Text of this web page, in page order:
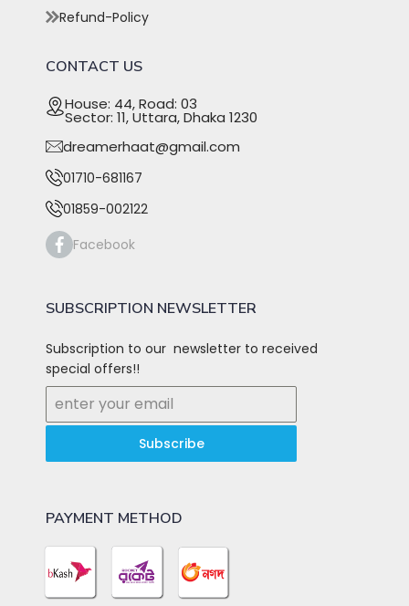
Refund-Policy
CONTACT US
House: 44, Road: 03
Sector: 11, Uttara, Dhaka 1230
dreamerhaat@gmail.com
01710-681167
01859-002122
Facebook
SUBSCRIPTION NEWSLETTER
Subscription to our newsletter to received
special offers!!
Subscribe
PAYMENT METHOD